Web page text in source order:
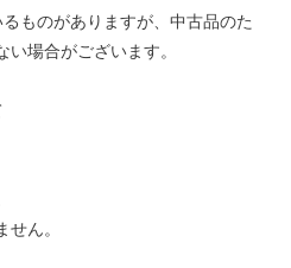
ものがありますが、中古品のた
場合がございます。
ん。